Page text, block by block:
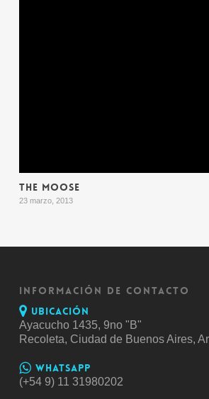
THE MOOSE
23 marzo, 2013
INFORMACIÓN DE CONTACTO
Ubicación
Ayacucho 1435, 9no "B"
Recoleta, Ciudad de Buenos Aires,
Whatsapp
(+54 9) 11 31980202